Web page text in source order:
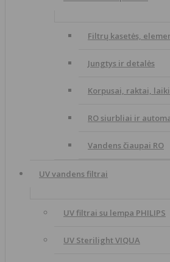
Filtrų kasetės,
Jungtys ir detalės
Korpusai, raktai,
RO siurbliai ir
Vandens čiaupai RO
UV vandens filtrai
UV filtrai su lempa PHILIPS
UV Sterilight VIQUA